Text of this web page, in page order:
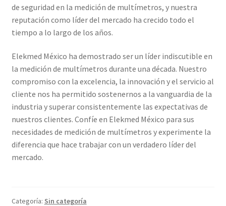
de seguridad en la medición de multímetros, y nuestra
reputación como líder del mercado ha crecido todo el
tiempo a lo largo de los años.
Elekmed México ha demostrado ser un líder indiscutible en
la medición de multímetros durante una década. Nuestro
compromiso con la excelencia, la innovación y el servicio al
cliente nos ha permitido sostenernos a la vanguardia de la
industria y superar consistentemente las expectativas de
nuestros clientes. Confíe en Elekmed México para sus
necesidades de medición de multímetros y experimente la
diferencia que hace trabajar con un verdadero líder del
mercado.
Categoría: Sin categoría